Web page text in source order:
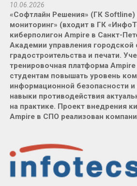
10.06.2026
«Софтлайн Решения» (ГК Softline)
мониторинг» (входит в ГК
киберполигон Ampire в Санкт-
Академии управления городской
градостроительства и печати.
тренировочная платформа
студентам повышать уровень
информационной безопасности и
навыки противодействия
на практике. Проект внедрения
Ampire в СПО реализован